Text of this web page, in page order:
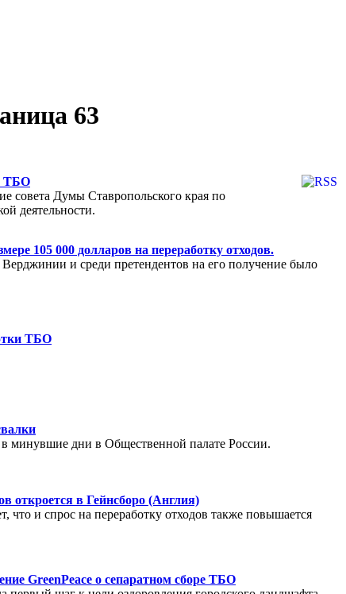
63
ТБО
совета Думы Ставропольского края по
деятельности.
105 000 долларов на переработку отходов.
и среди претендентов на его получение было
ТБО
дни в Общественной палате России.
откроется в Гейнсборо (Англия)
что и спрос на переработку отходов также повышается
GreenPeace о сепаратном сборе ТБО